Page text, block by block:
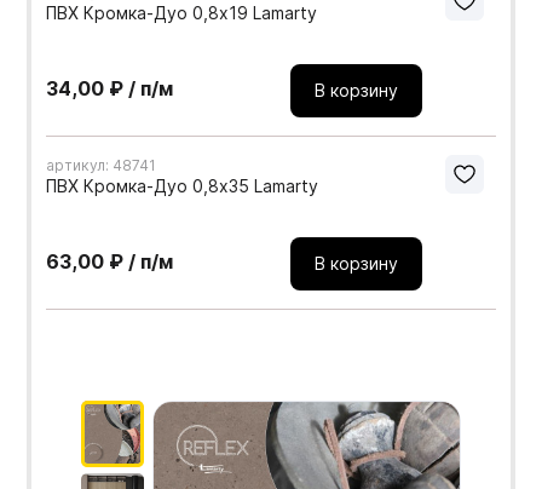
ПВХ Кромка-Дуо 0,8х19 Lamarty
34,00 ₽ / п/м В корзину
артикул: 48741
ПВХ Кромка-Дуо 0,8х35 Lamarty
63,00 ₽ / п/м В корзину